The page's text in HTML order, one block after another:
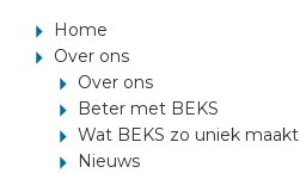
MAATWERK
SECTOREN
Home
Over ons
Over ons
Beter met BEKS
Wat BEKS zo uniek maakt
Nieuws